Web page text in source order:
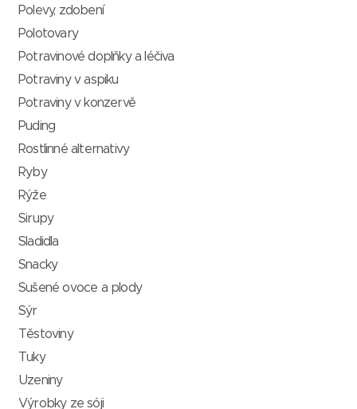
Polevy, zdobení
Polotovary
Potravinové doplňky a léčiva
Potraviny v aspiku
Potraviny v konzervě
Puding
Rostlinné alternativy
Ryby
Rýže
Sirupy
Sladidla
Snacky
Sušené ovoce a plody
Sýr
Těstoviny
Tuky
Uzeniny
Výrobky ze sóji